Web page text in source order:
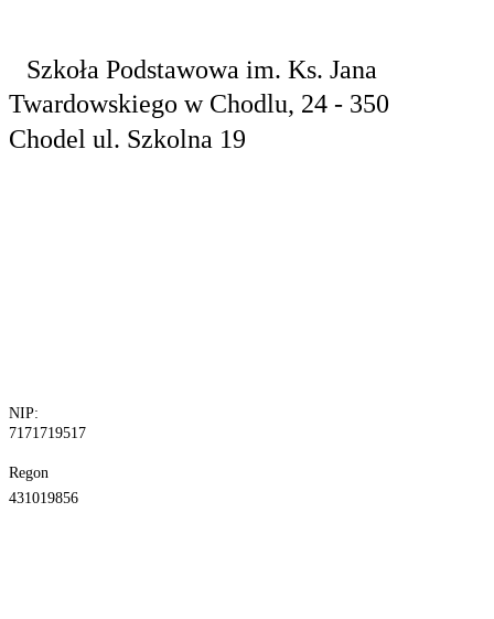
Szkoła Podstawowa im. Ks. Jana
Twardowskiego w Chodlu, 24 - 350
Chodel ul. Szkolna 19
NIP:
7171719517
Regon
431019856